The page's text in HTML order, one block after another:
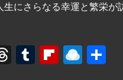
生にさらなる幸運と繁栄
T
T
Fl R